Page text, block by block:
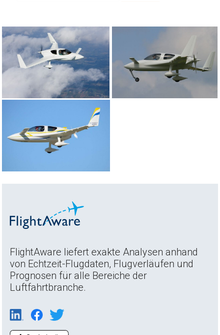
FlightAware liefert exakte Analysen anhand
von Echtzeit-Flugdaten, Flugverläufen und
Prognosen für alle Bereiche der
Luftfahrtbranche.